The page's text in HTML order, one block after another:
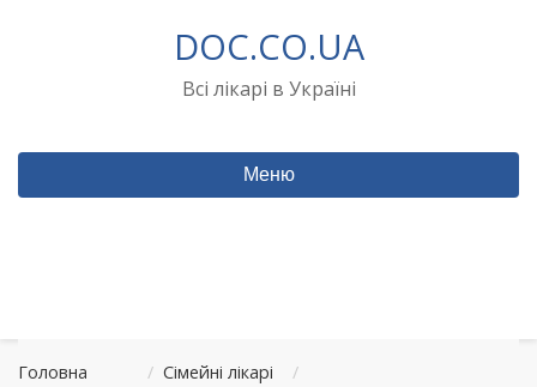
DOC.CO.UA
Всі лікарі в Україні
Меню
Головна / Сімейні лікарі
/